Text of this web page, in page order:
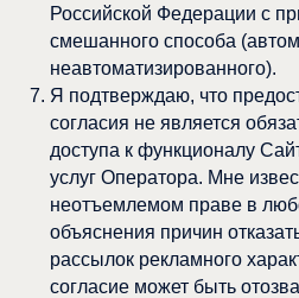
Российской Федерации с
смешанного способа
неавтоматизированного).
Я подтверждаю, что
согласия не является
доступа к функционалу
услуг Оператора. Мне
неотъемлемом праве в
объяснения причин
рассылок рекламного
согласие может быть